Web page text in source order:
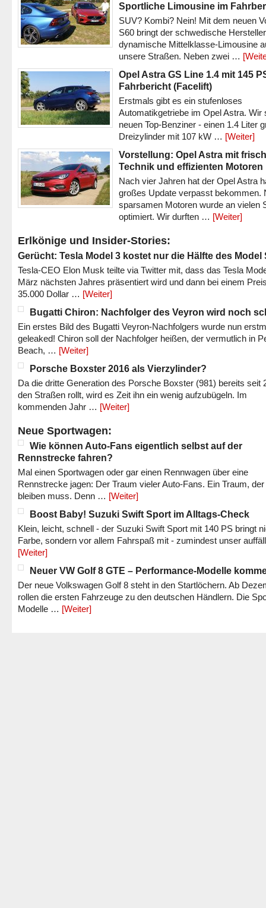
Sportliche Limousine im
SUV? Kombi? Nein! Mit dem neuen
S60 bringt der schwedische
dynamische Mittelklasse-Limousine
unsere Straßen. Neben zwei …
Opel Astra GS Line 1.4 mit 145
Fahrbericht (Facelift)
Erstmals gibt es ein stufenloses
Automatikgetriebe im Opel Astra. Wir
neuen Top-Benziner - einen 1.4 Liter
Dreizylinder mit 107 kW … [Weiter]
Vorstellung: Opel Astra mit
Technik und effizienten Motoren
Nach vier Jahren hat der Opel Astra
großes Update verpasst bekommen.
sparsamen Motoren wurde an vielen
optimiert. Wir durften … [Weiter]
Erlkönige und Insider-Stories:
Gerücht: Tesla Model 3 kostet nur die Hälfte des Model
Tesla-CEO Elon Musk teilte via Twitter mit, dass das Tesla
März nächsten Jahres präsentiert wird und dann bei einem
35.000 Dollar … [Weiter]
Bugatti Chiron: Nachfolger des Veyron wird noch
Ein erstes Bild des Bugatti Veyron-Nachfolgers wurde nun
geleaked! Chiron soll der Nachfolger heißen, der vermutlich in
Beach, … [Weiter]
Porsche Boxster 2016 als Vierzylinder?
Da die dritte Generation des Porsche Boxster (981) bereits seit
den Straßen rollt, wird es Zeit ihn ein wenig aufzubügeln. Im
kommenden Jahr … [Weiter]
Neue Sportwagen:
Wie können Auto-Fans eigentlich selbst auf der
Rennstrecke fahren?
Mal einen Sportwagen oder gar einen Rennwagen über eine
Rennstrecke jagen: Der Traum vieler Auto-Fans. Ein Traum,
bleiben muss. Denn … [Weiter]
Boost Baby! Suzuki Swift Sport im Alltags-Check
Klein, leicht, schnell - der Suzuki Swift Sport mit 140 PS bringt
Farbe, sondern vor allem Fahrspaß mit - zumindest unser
[Weiter]
Neuer VW Golf 8 GTE – Performance-Modelle
Der neue Volkswagen Golf 8 steht in den Startlöchern. Ab
rollen die ersten Fahrzeuge zu den deutschen Händlern. Die
Modelle … [Weiter]